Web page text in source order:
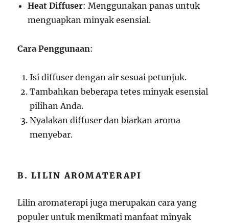
Heat Diffuser: Menggunakan panas untuk
menguapkan minyak esensial.
Cara Penggunaan:
Isi diffuser dengan air sesuai petunjuk.
Tambahkan beberapa tetes minyak esensial
pilihan Anda.
Nyalakan diffuser dan biarkan aroma
menyebar.
B. LILIN AROMATERAPI
Lilin aromaterapi juga merupakan cara yang
populer untuk menikmati manfaat minyak